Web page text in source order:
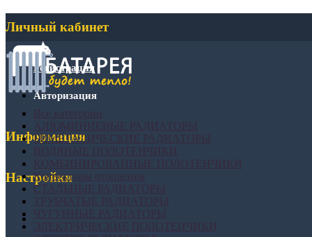
Личный кабинет
Регистрация
Авторизация
Информация
Настройки
БИМЕТАЛИЧЕСКИЕ РАДИАТОРЫ
Конвекторы отопления
СТАЛЬНЫЕ РАДИАТОРЫ